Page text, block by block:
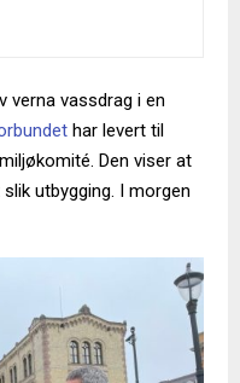
verna vassdrag i en
har levert til
Den viser at
utbygging. I morgen